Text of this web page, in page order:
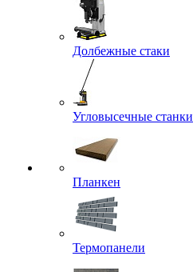
Долбежные стаки
Угловысечные станки
Планкен
Термопанели